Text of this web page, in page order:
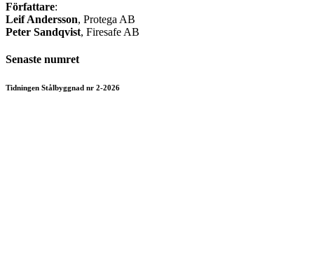
Författare:
Leif Andersson, Protega AB
Peter Sandqvist, Firesafe AB
Senaste numret
Tidningen Stålbyggnad nr 2-2026